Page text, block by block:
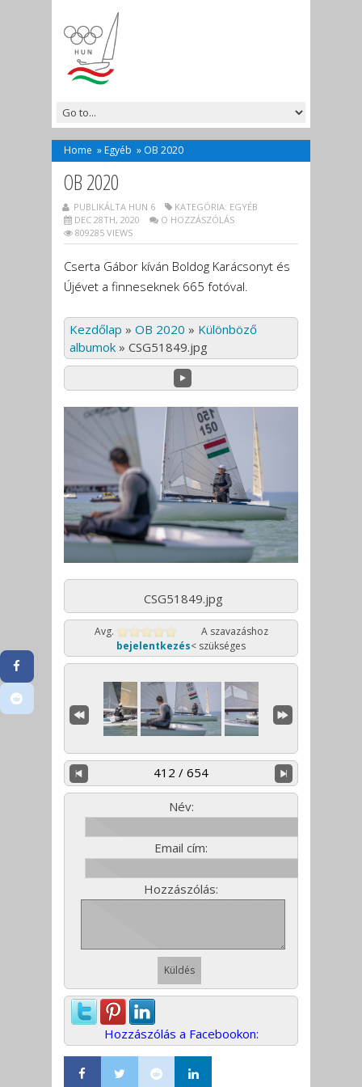
Home » Egyéb » OB 2020
OB 2020
PUBLIKÁLTA HUN 6 KATEGÓRIA: EGYÉB
DEC 28TH, 2020
O HOZZÁSZÓLÁS
809285 VIEWS
Cserta Gábor kíván Boldog Karácsonyt és
Újévet a finneseknek 665 fotóval.
Kezdőlap » OB 2020 » Különböző
albumok » CSG51849.jpg
CSG51849.jpg
Avg.
A szavazáshoz
bejelentkezés< szükséges
412 / 654
Név:
Email cím:
Hozzászólás:
Hozzászólás a Facebookon: